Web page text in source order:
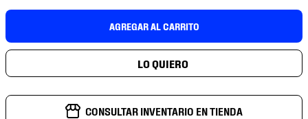
AGREGAR AL CARRITO
CONSULTAR INVENTARIO EN TIENDA
8.
chivas